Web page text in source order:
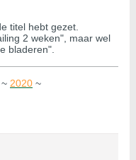
titel hebt gezet.
2 weken", maar wel
bladeren".
~ 2020 ~